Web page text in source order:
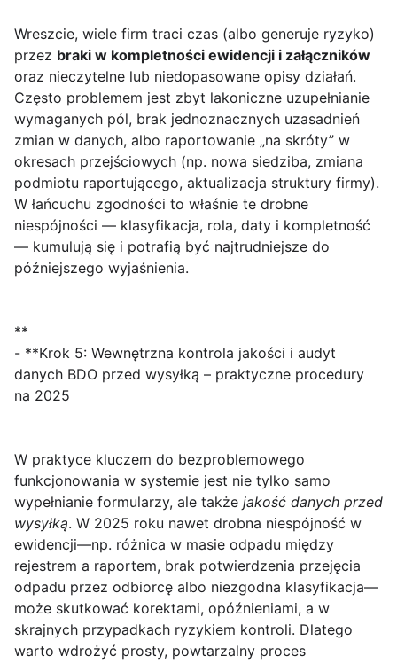
Wreszcie, wiele firm traci czas (albo generuje ryzyko)
przez braki w kompletności ewidencji i załączników
oraz nieczytelne lub niedopasowane opisy działań.
Często problemem jest zbyt lakoniczne uzupełnianie
wymaganych pól, brak jednoznacznych uzasadnień
zmian w danych, albo raportowanie „na skróty” w
okresach przejściowych (np. nowa siedziba, zmiana
podmiotu raportującego, aktualizacja struktury firmy).
W łańcuchu zgodności to właśnie te drobne
niespójności — klasyfikacja, rola, daty i kompletność
— kumulują się i potrafią być najtrudniejsze do
późniejszego wyjaśnienia.
**
- **Krok 5: Wewnętrzna kontrola jakości i audyt
danych BDO przed wysyłką – praktyczne procedury
na 2025
W praktyce kluczem do bezproblemowego
funkcjonowania w systemie jest nie tylko samo
wypełnianie formularzy, ale także jakość danych przed
wysyłką. W 2025 roku nawet drobna niespójność w
ewidencji—np. różnica w masie odpadu między
rejestrem a raportem, brak potwierdzenia przejęcia
odpadu przez odbiorcę albo niezgodna klasyfikacja—
może skutkować korektami, opóźnieniami, a w
skrajnych przypadkach ryzykiem kontroli. Dlatego
warto wdrożyć prosty, powtarzalny proces